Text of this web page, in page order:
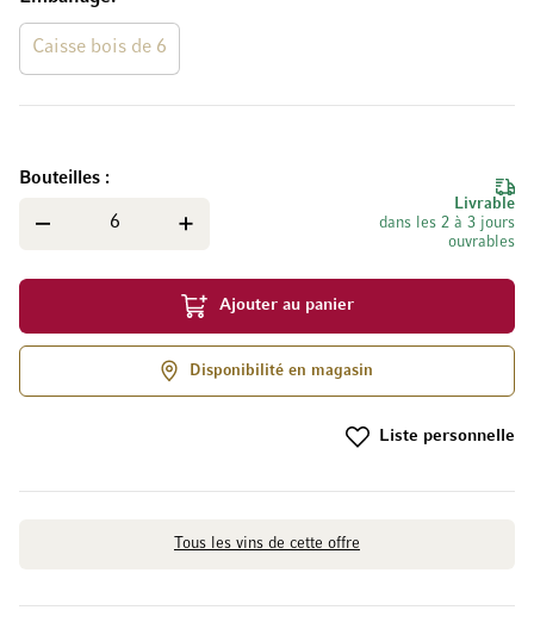
Tous les vins de cette offre
Caisse bois de 6
Livrable
dans les 2 à 3 jours
ouvrables
Bouteilles
Ajouter au panier
Disponibilité en magasin
Liste personnelle